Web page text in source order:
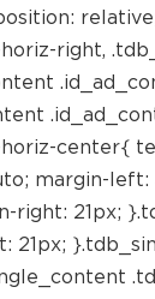
right,
center{
margin-
right: 21px;
21px;